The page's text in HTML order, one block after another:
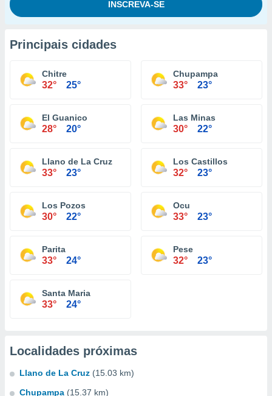
Principais cidades
Chitre
32° 25°
Chupampa
33° 23°
El Guanico
28° 20°
Las Minas
30° 22°
Llano de La Cruz
33° 23°
Los Castillos
32° 23°
Los Pozos
30° 22°
Ocu
33° 23°
Parita
33° 24°
Pese
32° 23°
Santa Maria
33° 24°
Localidades próximas
Llano de La Cruz (15.03 km)
Chupampa (15.37 km)